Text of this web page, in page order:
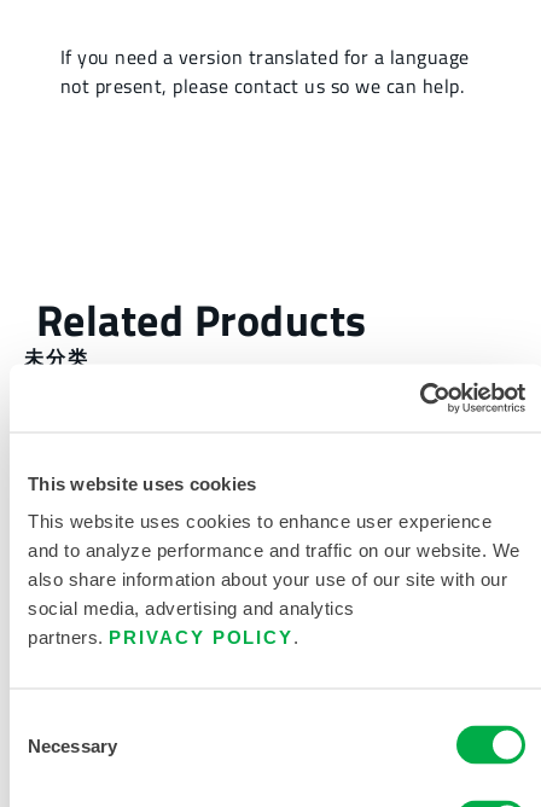
This website uses cookies
This website uses cookies to enhance user experience
and to analyze performance and traffic on our website. We
also share information about your use of our site with our
social media, advertising and analytics
partners. PRIVACY POLICY.
Selection
Necessary
未分类
此产品通常不在您所在的区域销售。您可以在页面顶部更
此产品通常不在您所在的区域销售。您可以在页面顶部更
改您的区域。
此产品通常不在您所在的区域销售。您可以在页面顶部更
改您的区域。
322BA